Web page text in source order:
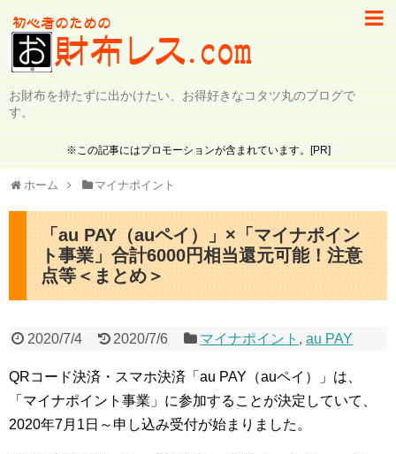
お財布を持たずに出かけたい、お得好きなコタツ丸のブログで
す。
※この記事にはプロモーションが含まれています。[PR]
ホーム マイナポイント
「au PAY（auペイ）」×「マイナポイン
ト事業」合計6000円相当還元可能！注意
点等＜まとめ＞
2020/7/4 2020/7/6 マイナポイント ,au PAY
QRコード決済・スマホ決済「au PAY（auペイ）」は、
「マイナポイント事業」に参加することが決定していて、
2020年7月1日～申し込み受付が始まりました。